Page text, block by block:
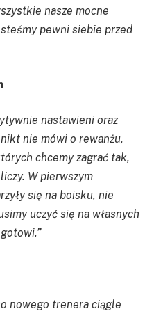
nasze mocne
pewni siebie przed
nastawieni oraz
nie mówi o rewanżu,
chcemy zagrać tak,
W pierwszym
się na boisku, nie
uczyć się na własnych
nowego trenera ciągle